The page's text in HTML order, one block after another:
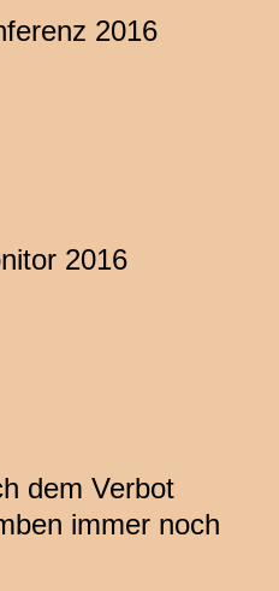
2016
2016
dem Verbot
immer noch